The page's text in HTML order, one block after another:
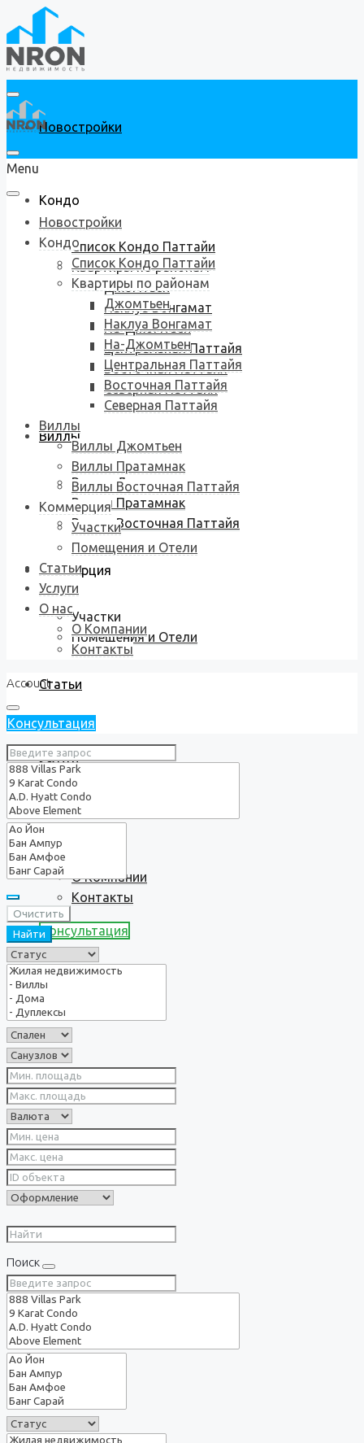
Новостройки
Кондо
Список Кондо Паттайи
Квартиры по районам
Джомтьен
Наклуа Вонгамат
На-Джомтьен
Центральная Паттайя
Восточная Паттайя
Северная Паттайя
Виллы
Виллы Джомтьен
Виллы Пратамнак
Виллы Восточная Паттайя
Коммерция
Участки
Помещения и Отели
Статьи
Услуги
О нас
О Компании
Контакты
Консультация
Menu
Новостройки
Кондо
Список Кондо Паттайи
Квартиры по районам
Джомтьен
Наклуа Вонгамат
На-Джомтьен
Центральная Паттайя
Восточная Паттайя
Северная Паттайя
Виллы
Виллы Джомтьен
Виллы Пратамнак
Виллы Восточная Паттайя
Коммерция
Участки
Помещения и Отели
Статьи
Услуги
О нас
О Компании
Контакты
Account
Консультация
Очистить
Найти
Поиск